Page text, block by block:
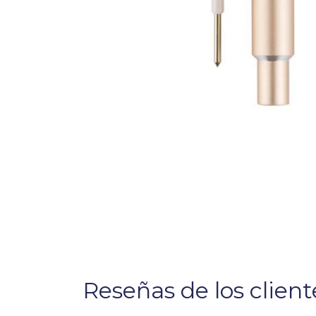
Reseñas de los